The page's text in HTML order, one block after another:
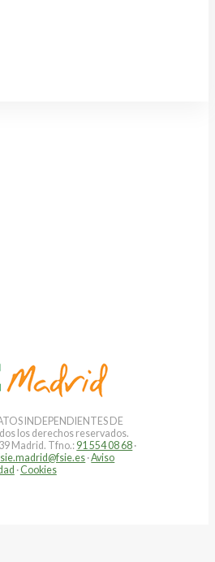
INDEPENDIENTES DE
los derechos reservados.
Madrid. Tfno.: 91 554 08 68 ·
·Aviso
· Cookies